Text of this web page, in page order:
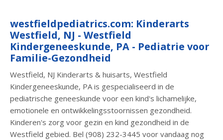
westfieldpediatrics.com: Kinderarts
Westfield, NJ - Westfield
Kindergeneeskunde, PA - Pediatrie voor
Familie-Gezondheid
Westfield, NJ Kinderarts & huisarts, Westfield
Kindergeneeskunde, PA is gespecialiseerd in de
pediatrische geneeskunde voor een kind's lichamelijke,
emotionele en ontwikkelingsstoornissen gezondheid.
Kinderen's zorg voor gezin en kind gezondheid in de
Westfield gebied. Bel (908) 232-3445 voor vandaag nog